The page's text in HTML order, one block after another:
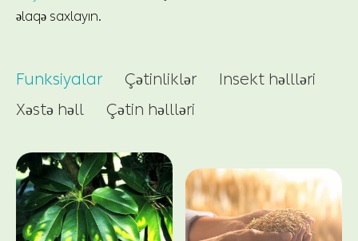
əlaqə saxlayın.
Funksiyalar Çətinliklər
Insekt həllləri
Xəstə həll
Çətin həllləri